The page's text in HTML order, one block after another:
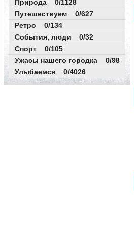
Природа 0/1128
Путешествуем 0/627
Ретро 0/134
События, люди 0/32
Спорт 0/105
Ужасы нашего городка 0/98
Улыбаемся 0/4026